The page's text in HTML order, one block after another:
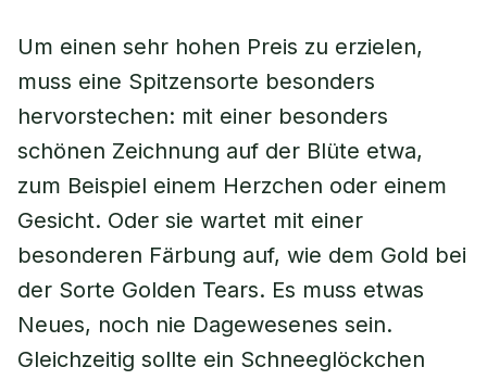
Um einen sehr hohen Preis zu erzielen,
muss eine Spitzensorte besonders
hervorstechen: mit einer besonders
schönen Zeichnung auf der Blüte etwa,
zum Beispiel einem Herzchen oder einem
Gesicht. Oder sie wartet mit einer
besonderen Färbung auf, wie dem Gold bei
der Sorte Golden Tears. Es muss etwas
Neues, noch nie Dagewesenes sein.
Gleichzeitig sollte ein Schneeglöckchen